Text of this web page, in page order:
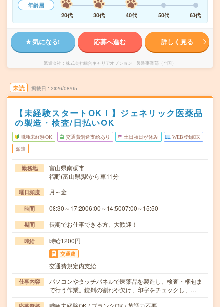
年齢層
20代
30代 40代 50代 60代
気になる! 応募へ進む 詳しく見る
派遣会社 株式会社綜合キャリアオプション 製造事業部（全国）
未読 掲載日 2026/08/05
【未経験スタートOK！】ジェネリック医薬品
の製造・検査/日払いOK
職種未経験OK 交通費別途支給あり 土日祝日が休み WEB登録OK
派遣
勤務地
富山県南砺市
福野(富山県)駅から車11分
曜日頻度 月～金
時間 08:30～17:2006:00～14:5007:00～15:50
期間 長期でお仕事できる方、大歓迎！
時給 時給1200円
交通費
交通費規定内支給
仕事内容
パソコンやタッチパネルで医薬品を製造し、検査・梱包ま
で行う作業。錠剤の割れや欠け、印字をチェックし、…
職種未経験OK / ブランクOK / 英語力不要